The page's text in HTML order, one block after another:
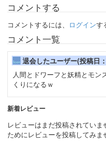
コメントする
コメントするには、 ログインす
コメント一覧
退会したユーザー(投稿日
人間とドワーフと妖精とモン
くりになるｗ
新着レビュー
レビューはまだ投稿されてい
ためにレビューを投稿してみま